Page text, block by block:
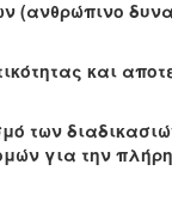
(ανθρώπινο
και
των
για την